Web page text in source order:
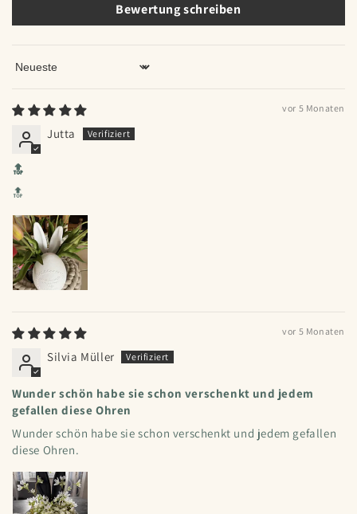
Bewertung schreiben
Sort by
vor 5 Monaten
Jutta
🔝
🔝
vor 5 Monaten
Silvia Müller
Wunder schön habe sie schon verschenkt und jedem
gefallen diese Ohren
Wunder schön habe sie schon verschenkt und jedem gefallen
diese Ohren.